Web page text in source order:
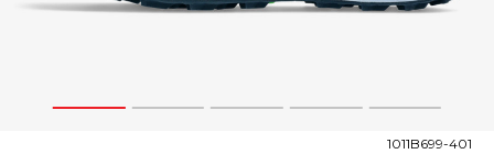
1 2 3 4 5
1011B699-401